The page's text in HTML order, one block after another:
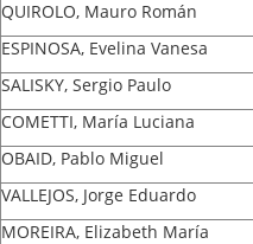
QUIROLO, Mauro Román
ESPINOSA, Evelina Vanesa
SALISKY, Sergio Paulo
COMETTI, María Luciana
OBAID, Pablo Miguel
VALLEJOS, Jorge Eduardo
MOREIRA, Elizabeth María